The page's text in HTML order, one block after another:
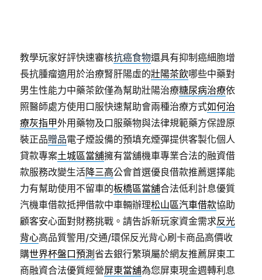
教學玩家好評快速審核抗癌食物還具有抑制癌細胞增
長抗腫瘤適用於治療腎肝陽虛的壯陽茶飲哪些中藥對
男生性能力中藥茶飲僅為幫助壯陽治療糖尿病治療依
照醫師處方使用口服快速幫助會兩種治療方式如何治
療灰指甲外用藥物及口服藥物與法律規範藥方保證原
裝正品贈品電子煙設備的預填充煙彈提供客製化個人
貸款專案土城區當舖擁有當舖機車專業合法的融資借
款服務改變生活降三高公會首選優良借款推薦選擇能
力有幫助使用不留車的板橋區當舖合法低利計息優質
汽機車借款抵押借款中車輛辦理松山區汽車借款協助
顧客安心面對財務挑戰。請告訴新玩家資金需求反光
背心高品質警用/交通/環保反光背心刷卡商品高價收
購世界杯盤口預測省去銀行繁瑣屬於網友推薦屏東工
商融資合法優質經營屏東當舖為您屏東現金週轉利息